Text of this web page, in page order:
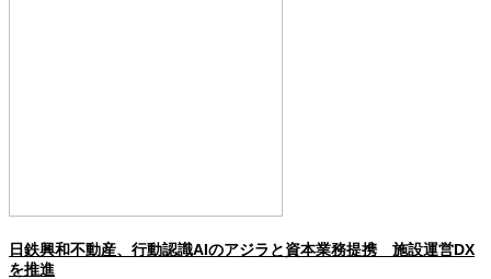
日鉄興和不動産、行動認識AIのアジラと資本業務提携 施設運営DX
を推進